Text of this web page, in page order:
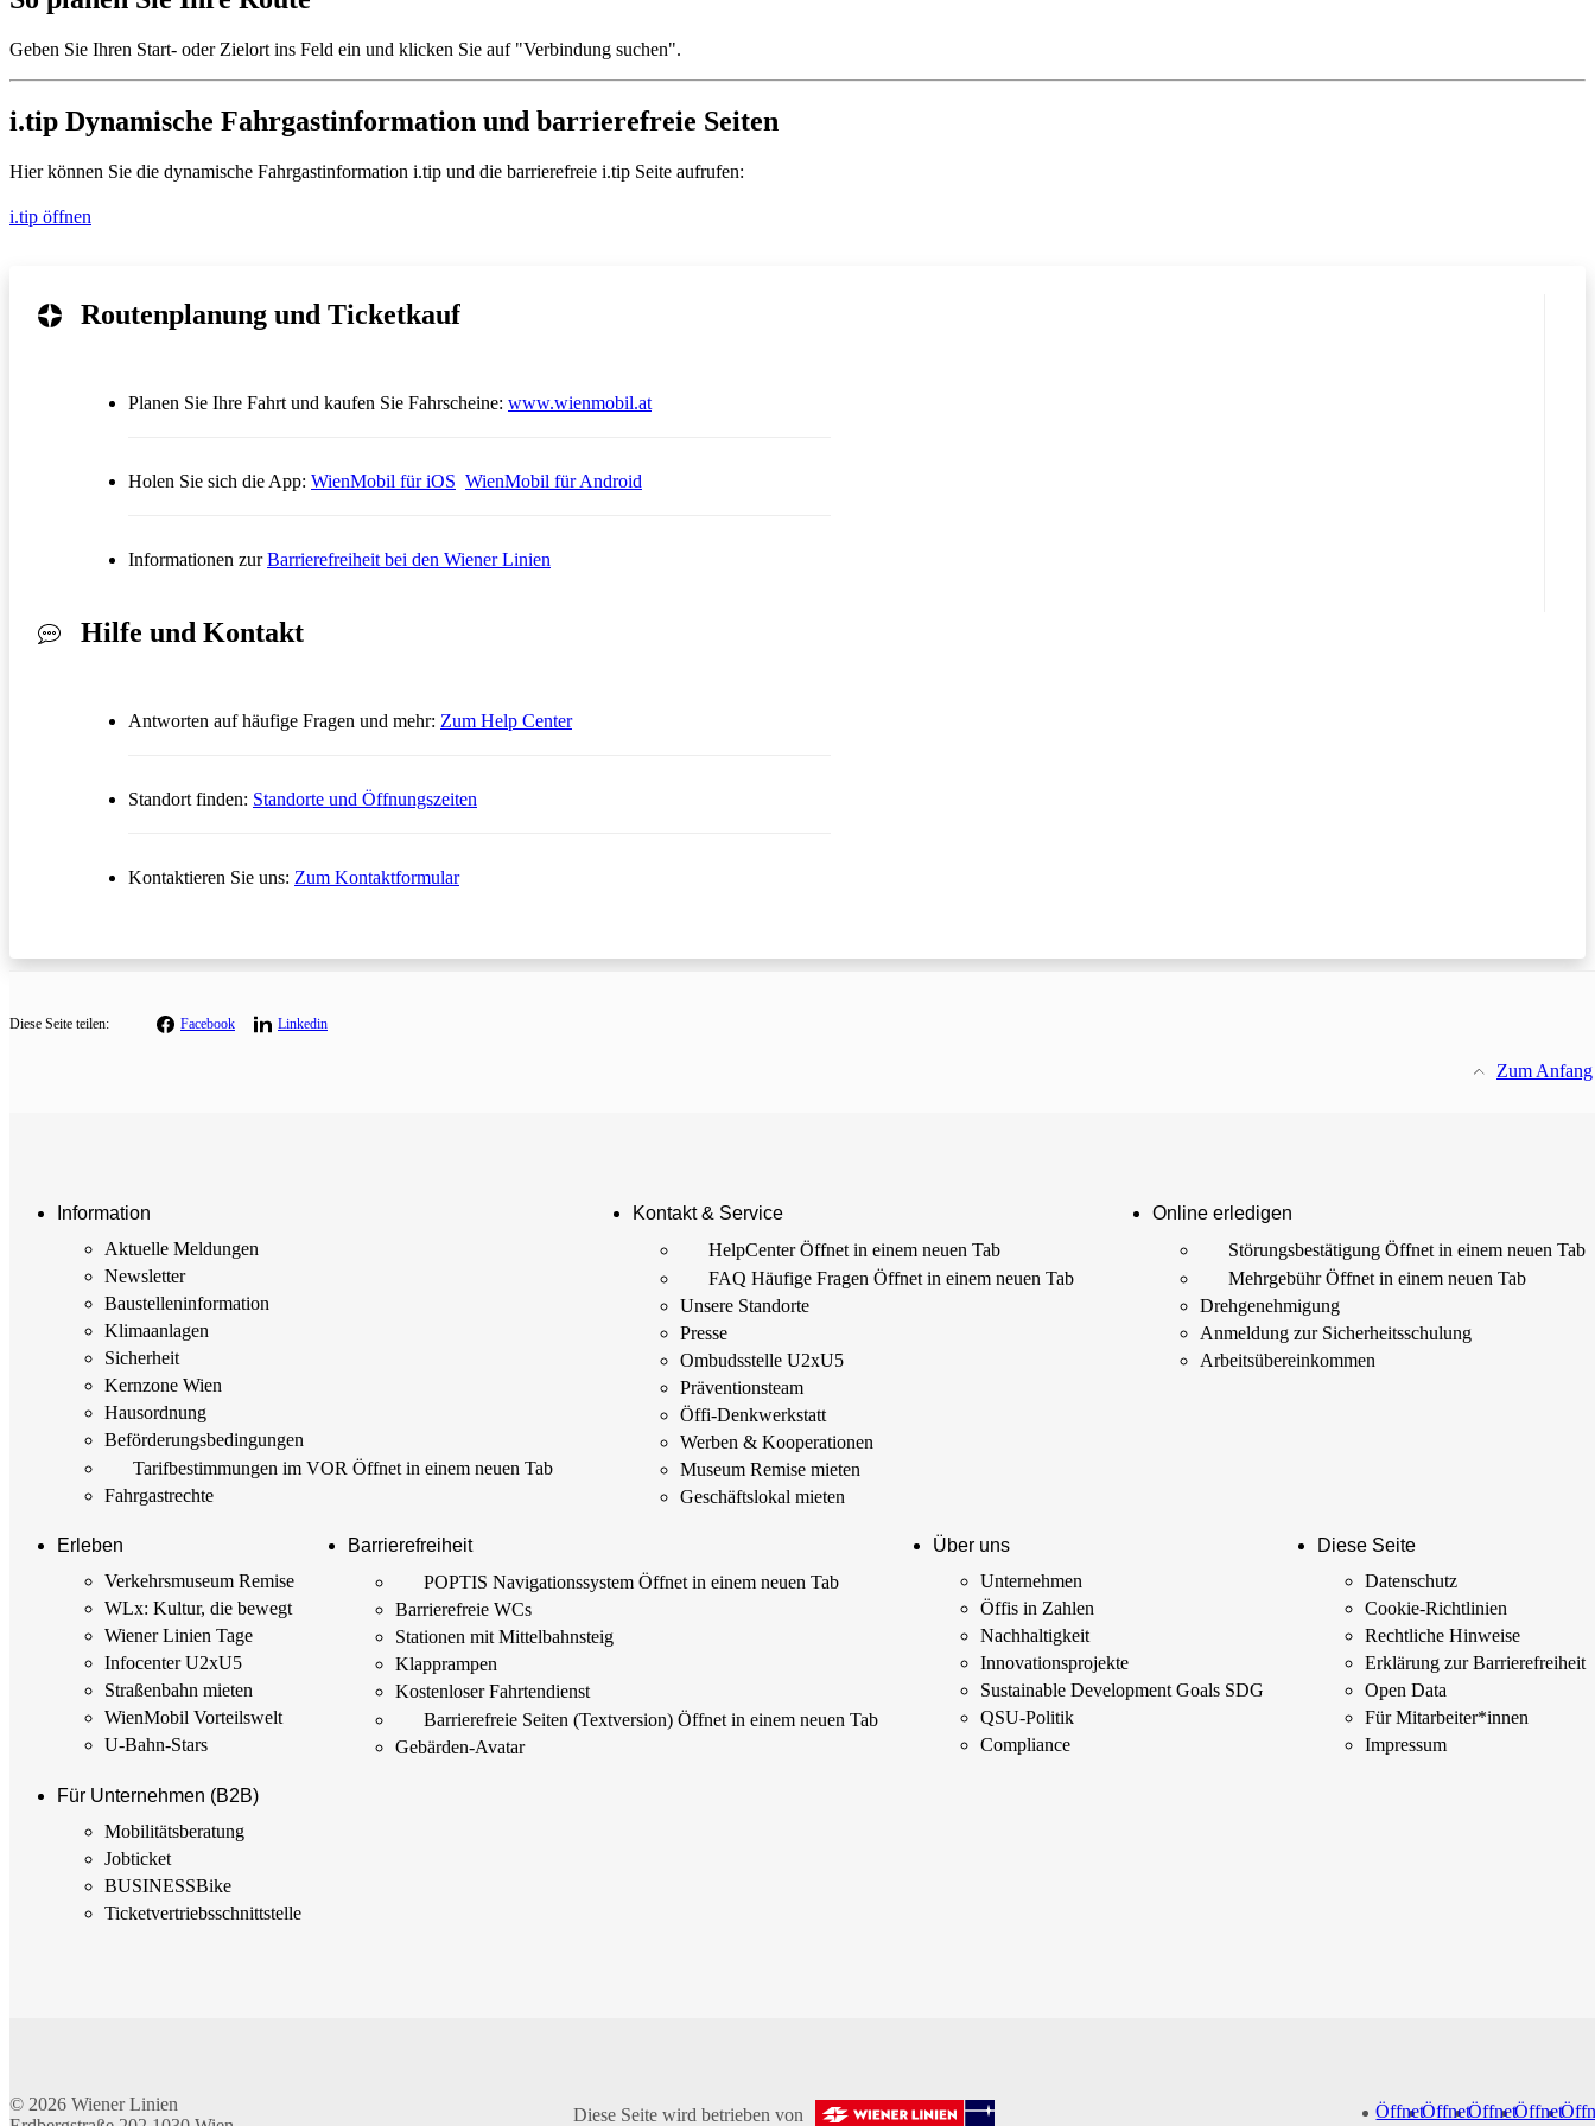
Geben Sie Ihren Start- oder Zielort ins Feld ein und klicken Sie auf "Verbindung suchen".
i.tip Dynamische Fahrgastinformation und barrierefreie Seiten
Hier können Sie die dynamische Fahrgastinformation i.tip und die barrierefreie i.tip Seite aufrufen:
i.tip öffnen
Routenplanung und Ticketkauf
Planen Sie Ihre Fahrt und kaufen Sie Fahrscheine: www.wienmobil.atÖffnet in einem neuen Tab
Holen Sie sich die App: WienMobil für iOS Öffnet in einem neuen Tab
WienMobil für Android
Informationen zurBarrierefreiheit bei den Wiener Linien
Hilfe und Kontakt
Antworten auf häufige Fragen und mehr: Zum Help CenterÖffnet in einem neuen Tab
Standort finden: Standorte und Öffnungszeiten
Kontaktieren Sie uns: Zum KontaktformularÖffnet in einem neuen Tab
Diese Seite teilen: Facebook Linkedin
Zum Anfang
Information
Aktuelle Meldungen
Newsletter
Baustellen­information
Klimaanlagen
Sicherheit
Kernzone Wien
Hausordnung
Beförderungs­bedingungen
Tarif­bestimmungen im VOR Öffnet in einem neuen Tab
Fahrgastrechte
Kontakt & Service
HelpCenterÖffnet in einem neuen Tab
FAQ Häufige Fragen Öffnet in einem neuen Tab
Unsere Standorte
Presse
Ombudsstelle U2xU5
Präventionsteam
Öffi-Denkwerkstatt
Werben & Kooperationen
Museum Remise mieten
Geschäftslokal mieten
Online erledigen
Störungs­bestätigung Öffnet in einem neuen Tab
MehrgebührÖffnet in einem neuen Tab
Drehgenehmigung
Anmeldung zur Sicherheits­schulung
Arbeits­übereinkommen
Erleben
Verkehrsmuseum Remise
WLx: Kultur, die bewegt
Wiener Linien Tage
Infocenter U2xU5
Straßenbahn mieten
WienMobil Vorteilswelt
U-Bahn-Stars
Barrierefreiheit
POPTIS NavigationssystemÖffnet in einem neuen Tab
Barrierefreie WCs
Stationen mit Mittelbahnsteig
Klapprampen
Kostenloser Fahrtendienst
Barrierefreie Seiten (Textversion)Öffnet in einem neuen Tab
Gebärden-Avatar
Über uns
Unternehmen
Öffis in Zahlen
Nachhaltigkeit
Innovations­projekte
Sustainable Development Goals SDG
QSU-Politik
Compliance
Diese Seite
Datenschutz
Cookie-Richtlinien
Rechtliche Hinweise
Erklärung zur Barrierefreiheit
Open Data
Für Mitarbeiter­*innen
Impressum
Für Unternehmen (B2B)
Mobilitäts­beratung
Jobticket
BUSINESSBike
Ticketvertriebs­schnittstelle
© 2026 Wiener Linien
Diese Seite wird betrieben von
ÖffnetÖffnetÖffnetÖffnet